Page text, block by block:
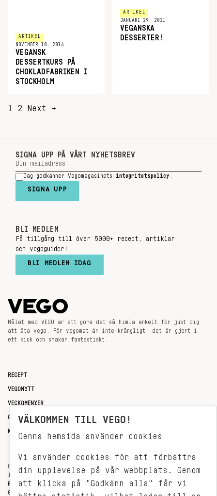
ARTIKEL
NOVEMBER 10, 2016
VEGANSK
DESSERTKURS PÅ
CHOKLADFABRIKEN I
STOCKHOLM
ARTIKEL
JANUARI 29, 2021
VEGANSKA
DESSERTER!
SIDNUMRERING
1 2 Next →
SIGNA UPP PÅ VÅRT NYHETSBREV
Jag godkänner Vegomagasinets integritetspolicy
SIGNA UPP
BLI MEDLEM
Få tillgång till över 5000+ recept, artiklar
och vegoguider!
BLI MEDLEM IDAG
Målet med VEGO är att göra det så himla enkelt för just dig
att äta vego. För vegomat är inte krångligt, det är gjort i
ett kick och smakar fantastiskt.
RECEPT
VEGONYTT
VECKOMENYER
OM OSS
KONTAKT
OXENSTIERNSGATAN 33
114 27 STOCKHOLM
REDAKTIONEN@VEGOMAGASINET.SE
08-799 62 01
VÄLKOMMEN TILL VEGO!
Denna hemsida använder cookies
Vi använder cookies för att förbättra
din upplevelse på vår webbplats. Genom
att klicka på "Godkänn alla" får vi